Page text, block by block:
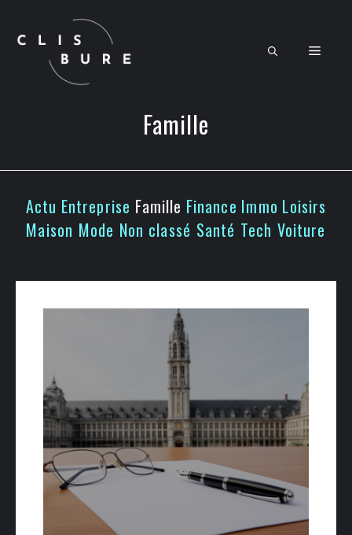
contenu
Menu
Famille
Actu Entreprise Famille Finance Immo Loisirs
Maison Mode Non classé Santé Tech Voiture